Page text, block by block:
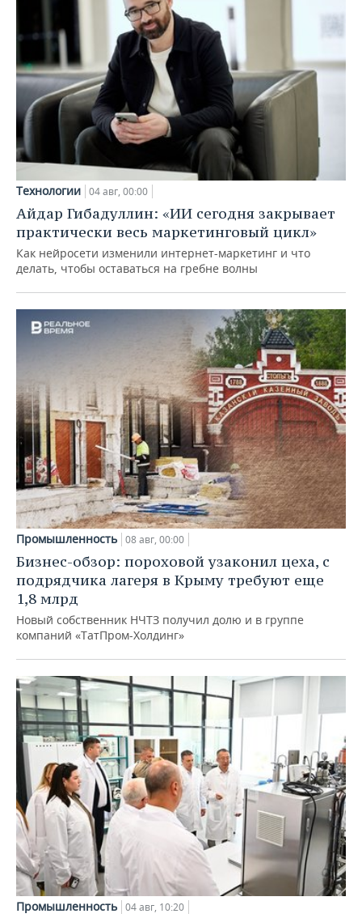
Технологии 04 авг, 00:00
Айдар Гибадуллин: «ИИ сегодня закрывает
практически весь маркетинговый цикл»
Как нейросети изменили интернет-маркетинг и что
делать, чтобы оставаться на гребне волны
Промышленность 08 авг, 00:00
Бизнес-обзор: пороховой узаконил цеха, с
подрядчика лагеря в Крыму требуют еще
1,8 млрд
Новый собственник НЧТЗ получил долю и в группе
компаний «ТатПром-Холдинг»
Промышленность 04 авг, 10:20